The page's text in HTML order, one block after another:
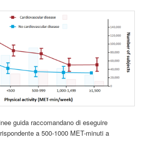
guida raccomandano di eseguire
a 500-1000 MET-minuti a